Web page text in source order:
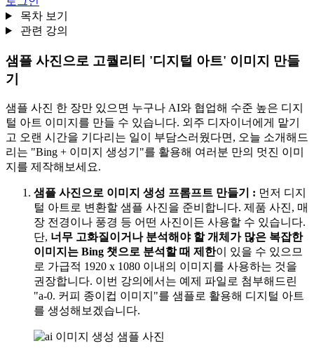
목차 보기
관련 강의
샘플 사진으로 고퀄리티 '디지털 아트' 이미지 만들
기
샘플 사진 한 장만 있으면 누구나 AI와 협업해 수준 높은 디지
털 아트 이미지를 만들 수 있습니다. 외주 디자이너에게 맡기
고 오랜 시간을 기다리는 일이 부담스러웠다면, 오늘 소개해드
리는 "Bing + 이미지 생성기"를 활용해 여러분 만의 멋진 이미
지를 제작해보세요.
샘플 사진으로 이미지 생성 프롬프트 만들기 : 먼저 디지
털 아트로 변환할 샘플 사진을 준비합니다. 제품 사진, 매
장 전경이나 풍경 등 어떤 사진이든 사용할 수 있습니다.
단, 너무 고화질이거나 분석해야 할 개체가 많은 복잡한
이미지는 Bing 챗으로 분석할 때 제한이 있을 수 있으므
로 가급적 1920 x 1080 이내의 이미지를 사용하는 것을
권장합니다. 이번 강의에서는 예제 파일로 첨부해드린
"a-0. 커피 종이컵 이미지"를 샘플로 활용해 디지털 아트
를 생성해보겠습니다.